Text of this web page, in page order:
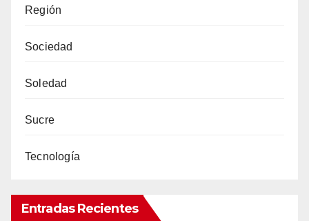
Región
Sociedad
Soledad
Sucre
Tecnología
Entradas Recientes